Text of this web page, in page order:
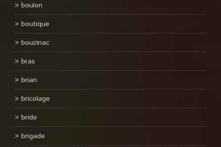
boulon
boutique
bouzinac
bras
brian
bricolage
bride
brigade